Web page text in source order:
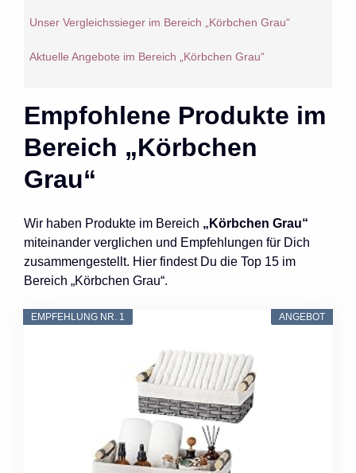
Unser Vergleichssieger im Bereich „Körbchen Grau“
Aktuelle Angebote im Bereich „Körbchen Grau“
Empfohlene Produkte im
Bereich „Körbchen
Grau“
Wir haben Produkte im Bereich „Körbchen Grau“
miteinander verglichen und Empfehlungen für Dich
zusammengestellt. Hier findest Du die Top 15 im
Bereich „Körbchen Grau“.
ANGEBOT
EMPFEHLUNG NR. 1